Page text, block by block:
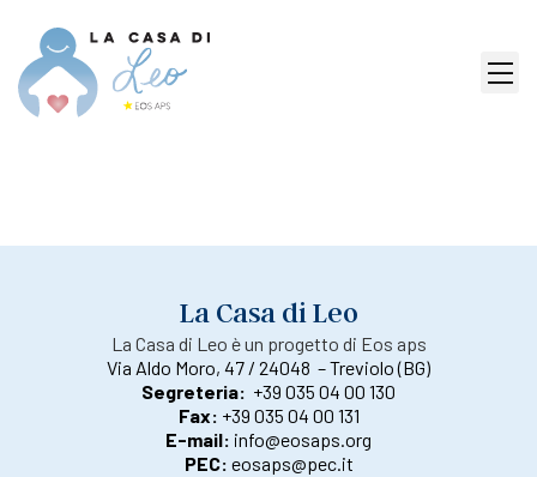
La Casa di Leo
La Casa di Leo è un progetto di Eos aps
Via Aldo Moro, 47 / 24048 – Treviolo (BG)
Segreteria: +39 035 04 00 130
Fax: +39 035 04 00 131
E-mail: info@eosaps.org
PEC: eosaps@pec.it